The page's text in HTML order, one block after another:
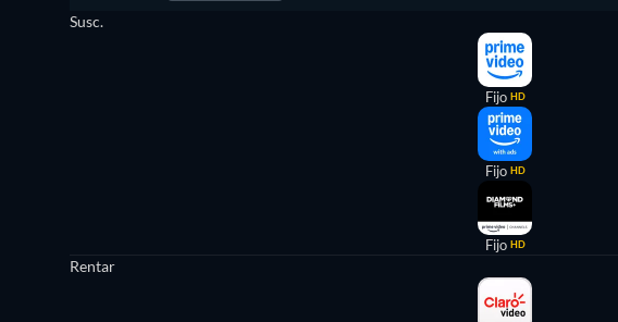
Susc.
Fijo HD
Fijo HD
Fijo HD
Rentar